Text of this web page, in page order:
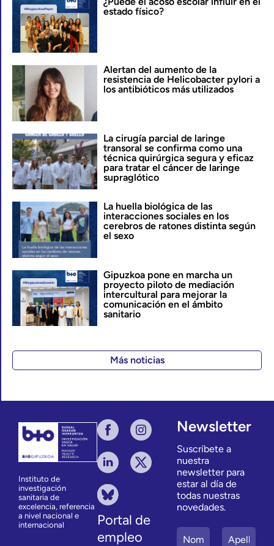
estado físico?
Alertan del aumento de la
resistencia de Helicobacter pylori a
los antibióticos más utilizados
La cirugía parcial de laringe
transoral se confirma como una
técnica quirúrgica segura y eficaz
para tratar el cáncer de laringe
supraglótico
La huella biológica de las
interacciones sociales en los
cerebros de ratones distinta según
el sexo
Gipuzkoa pone en marcha un
proyecto piloto de mediación
intercultural para mejorar la
comunicación en el ámbito
sanitario
Más noticias
Instituto de
investigación
sanitaria de
excelencia, referencia
a nivel nacional e
internacional
Portal de
empleo
Newsletter
Suscríbete a
nuestra
newsletter para
estar al día de
todas nuestras
novedades.